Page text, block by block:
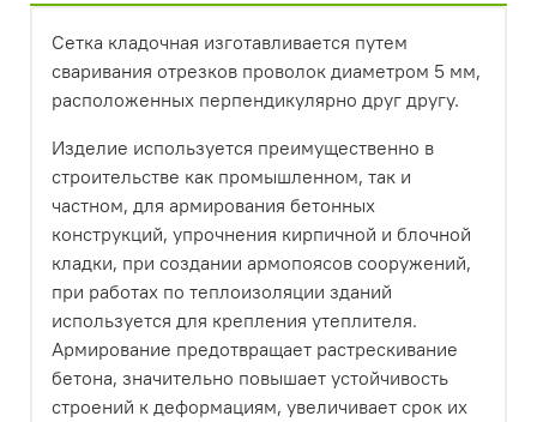
Сетка кладочная изготавливается путем
сваривания отрезков проволок диаметром 5 мм,
расположенных перпендикулярно друг другу.
Изделие используется преимущественно в
строительстве как промышленном, так и
частном, для армирования бетонных
конструкций, упрочнения кирпичной и блочной
кладки, при создании армопоясов сооружений,
при работах по теплоизоляции зданий
используется для крепления утеплителя.
Армирование предотвращает растрескивание
бетона, значительно повышает устойчивость
строений к деформациям, увеличивает срок их